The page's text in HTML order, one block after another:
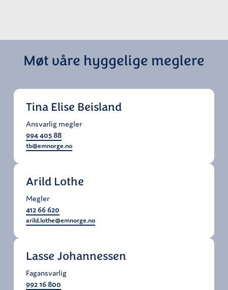
Møt våre hyggelige meglere
Tina Elise Beisland
Ansvarlig megler
994 405 88
tb@emnorge.no
Arild Lothe
Megler
412 66 620
arild.lothe@emnorge.no
Lasse Johannessen
Fagansvarlig
992 16 800